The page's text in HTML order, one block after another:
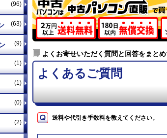
(96)
(63)
(9)
(1)
(1)
(0)
(2)
よくお寄せいただく質問と回答をまと
よくあるご質問
送料や代引き手数料を教えてください。